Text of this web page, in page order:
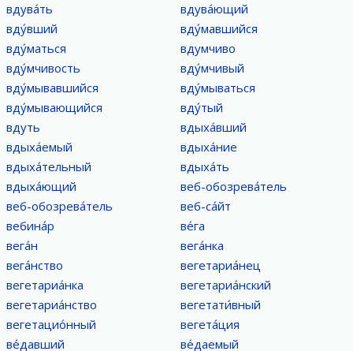
вдува́ть
вдува́ющий
вду́вший
вду́мавшийся
вду́маться
вдумчиво
вду́мчивость
вду́мчивый
вду́мывавшийся
вду́мываться
вду́мывающийся
вду́тый
вдуть
вдыха́вший
вдыха́емый
вдыха́ние
вдыха́тельный
вдыха́ть
вдыха́ющий
веб-обозрева́тель
веб-обозрева́тель
веб-са́йт
вебина́р
ве́га
вега́н
вега́нка
вега́нство
вегетариа́нец
вегетариа́нка
вегетариа́нский
вегетариа́нство
вегетати́вный
вегетацио́нный
вегета́ция
ве́давший
ве́даемый